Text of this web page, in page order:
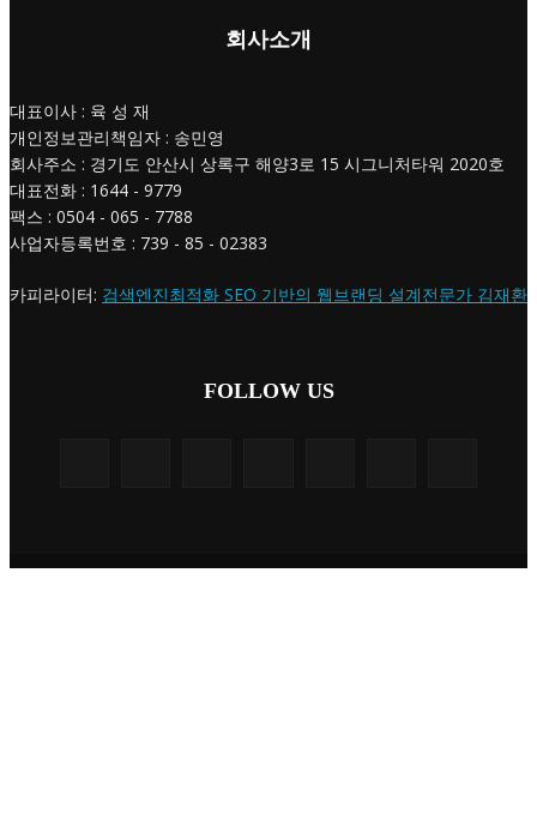
회사소개
대표이사 : 육 성 재
개인정보관리책임자 : 송민영
회사주소 : 경기도 안산시 상록구 해양3로 15 시그니처타워 2020호
대표전화 : 1644 - 9779
팩스 : 0504 - 065 - 7788
사업자등록번호 : 739 - 85 - 02383
카피라이터: 검색엔진최적화 SEO 기반의 웹브랜딩 설계전문가 김재환
FOLLOW US